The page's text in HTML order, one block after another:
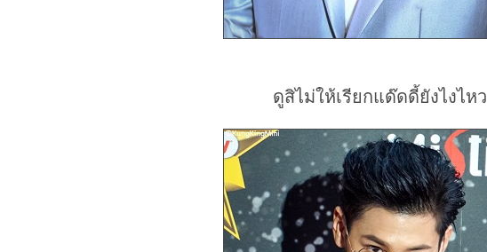
ดูสิไม่ให้เรียกแด๊ดดี้ยังไงไหว